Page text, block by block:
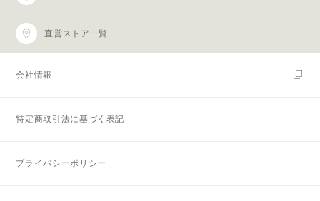
直営ストア一覧
会社情報
特定商取引法に基づく表記
プライバシーポリシー